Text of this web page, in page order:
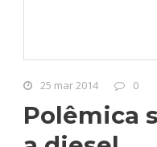
25 mar 2014 0
Polêmica